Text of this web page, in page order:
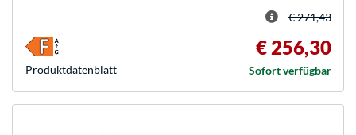
€ 271,43
€ 256,30
Sofort verfügbar
Produkt­datenblatt